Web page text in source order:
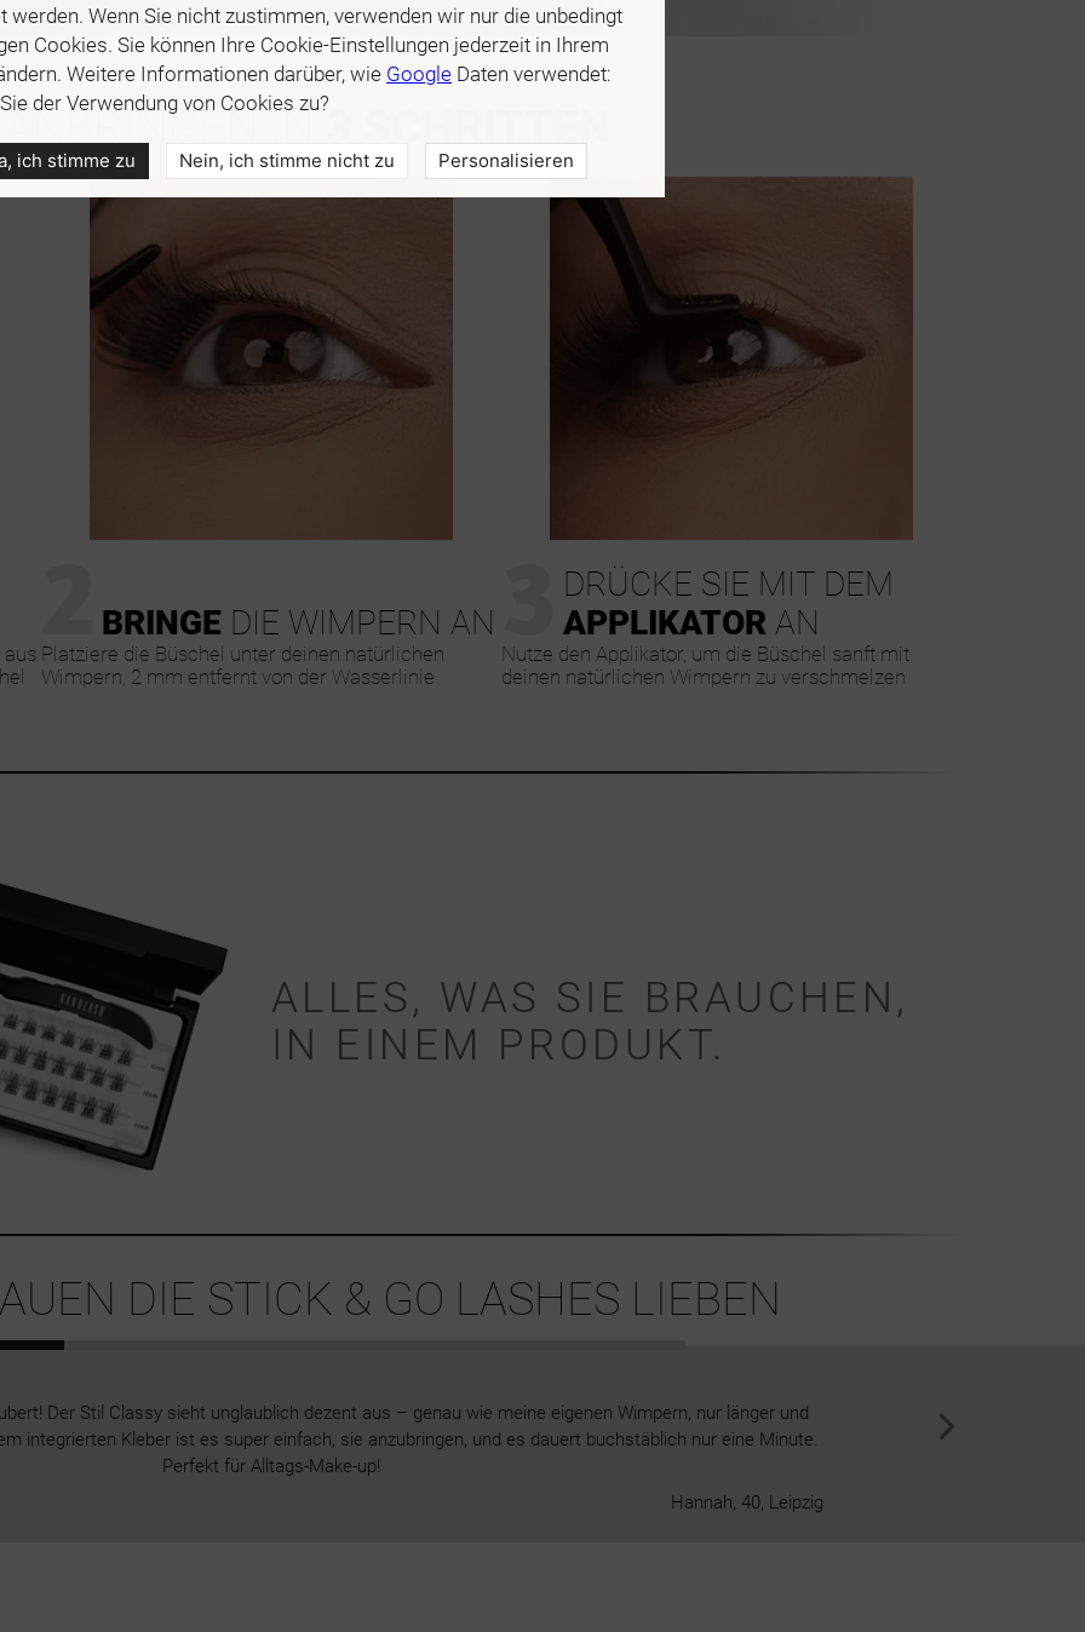
ANBRINGEN IN
BRINGE DIE WIMPERN AN
Platziere die Büschel unter deinen natürlichen
Wimpern, 2 mm entfernt von der Wasserlinie
DRÜCKE SIE MIT DEM
APPLIKATOR AN
Nutze den Applikator, um die Büschel sanft mit
deinen natürlichen Wimpern zu verschmelzen
ALLES, WAS SIE BRAUCHEN,
IN EINEM PRODUKT.
DIE STICK & GO LASHES LIEBEN
Der Stil Classy sieht unglaublich dezent aus – genau wie meine eigenen Wimpern, nur länger und
integrierten Kleber ist es super einfach, sie anzubringen, und es dauert buchstäblich nur eine Minute.
Perfekt für Alltags-Make-up!
Hannah, 40, Leipzig
Ich war noch nie Fan von
Nanolash ist ein echter
werden. Wenn Sie nicht zustimmen, verwenden wir nur die unbedingt
Cookies. Sie können Ihre Cookie-Einstellungen jederzeit in Ihrem
Weitere Informationen darüber, wie Google Daten verwendet:
der Verwendung von Cookies zu?
ich stimme zu Nein, ich stimme nicht zu Personalisieren